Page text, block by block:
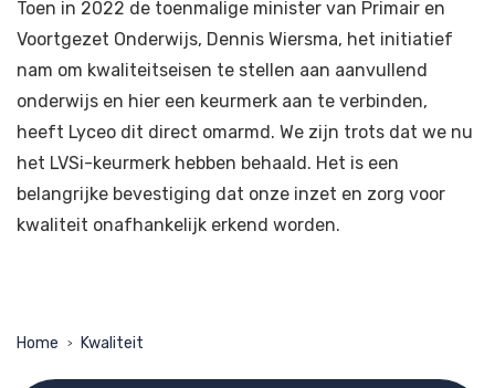
Toen in 2022 de toenmalige minister van Primair en
Voortgezet Onderwijs, Dennis Wiersma, het initiatief
nam om kwaliteitseisen te stellen aan aanvullend
onderwijs en hier een keurmerk aan te verbinden,
heeft Lyceo dit direct omarmd. We zijn trots dat we nu
het LVSi-keurmerk hebben behaald. Het is een
belangrijke bevestiging dat onze inzet en zorg voor
kwaliteit onafhankelijk erkend worden.
Home > Kwaliteit